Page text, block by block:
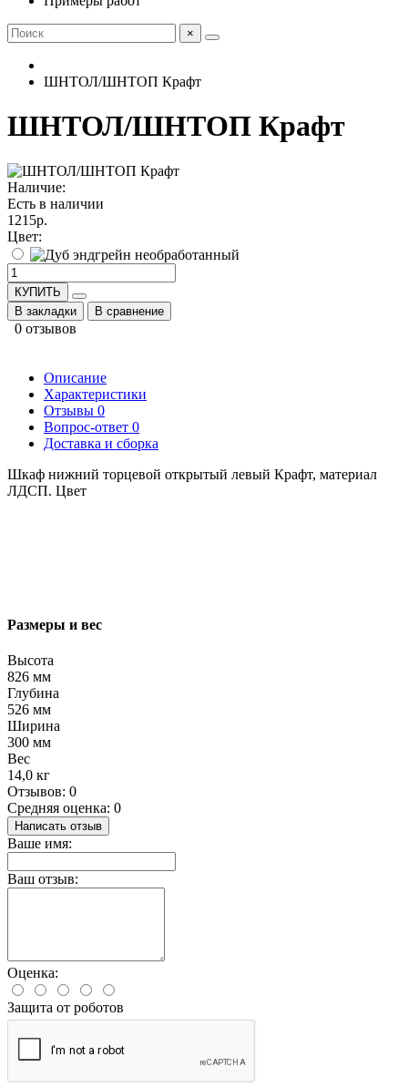
×
ШНТОЛ/ШНТОП Крафт
ШНТОЛ/ШНТОП Крафт
Наличие:
Есть в наличии
1215р.
Цвет:
КУПИТЬ
В закладки
В сравнение
0 отзывов
Описание
Характеристики
Отзывы 0
Вопрос-ответ 0
Доставка и сборка
Шкаф нижний торцевой открытый левый Крафт, материал
ЛДСП. Цвет
Размеры и вес
Высота
826 мм
Глубина
526 мм
Ширина
300 мм
Вес
14,0 кг
Отзывов: 0
Средняя оценка: 0
Написать отзыв
Ваше имя:
Ваш отзыв:
Оценка:
Защита от роботов